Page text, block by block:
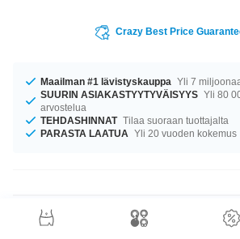
Crazy Best Price
Maailman #1 lävistyskauppa Yli 7
SUURIN ASIAKASTYYTYVÄISYYS Yli 80
arvostelua
TEHDASHINNAT Tilaa suoraan tuottajalta
PARASTA LAATUA Yli 20 vuoden kokemus
Tuotetiedot